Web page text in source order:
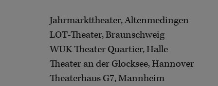
Jahrmarkttheater, Altenmedingen
LOT-Theater, Braunschweig
WUK Theater Quartier, Halle
Theater an der Glocksee, Hannover
Theaterhaus G7, Mannheim